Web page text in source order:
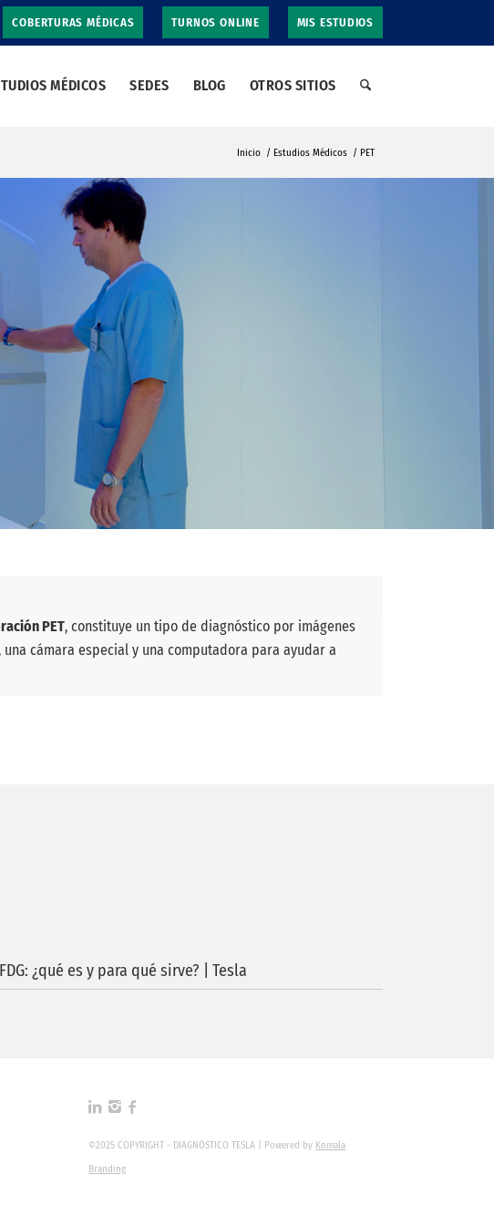
COBERTURAS MÉDICAS TURNOS ONLINE MIS ESTUDIOS
MÉDICOS SEDES BLOG OTROS SITIOS
Inicio / Estudios Médicos / PET
PET, constituye un tipo de diagnóstico por imágenes
cámara especial y una computadora para ayudar a
¿qué es y para qué sirve? | Tesla
©2025 COPYRIGHT - DIAGNÓSTICO TESLA | Powered by Komala
Branding